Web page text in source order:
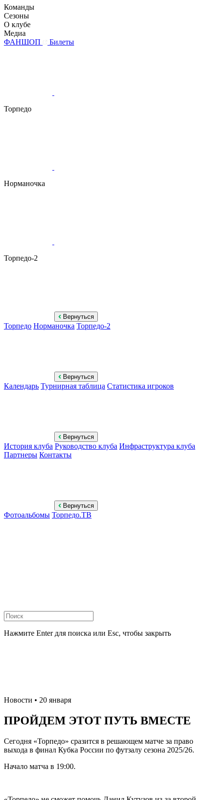
Команды
Сезоны
О клубе
Медиа
ФАНШОП
Билеты
Торпедо
Норманочка
Торпедо-2
Вернуться
Торпедо Норманочка Торпедо-2
Вернуться
Календарь Турнирная таблица Статистика игроков
Вернуться
История клуба Руководство клуба Инфраструктура клуба
Партнеры Контакты
Вернуться
Фотоальбомы Торпедо.ТВ
Нажмите Enter для поиска или Esc, чтобы закрыть
Новости • 20 января
ПРОЙДЕМ ЭТОТ ПУТЬ ВМЕСТЕ
Сегодня «Торпедо» сразится в решающем матче за право
выхода в финал Кубка России по футзалу сезона 2025/26.
Начало матча в 19:00.